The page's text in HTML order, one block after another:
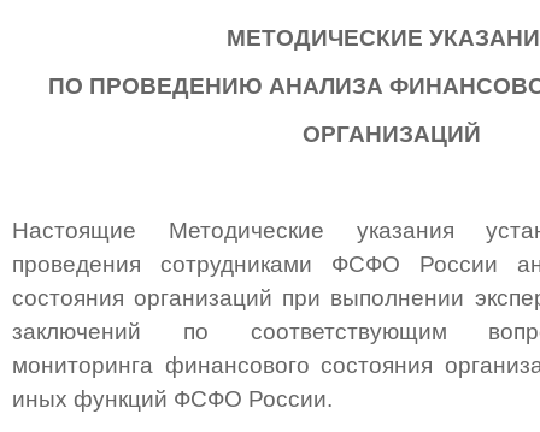
МЕТОДИЧЕСКИЕ
ПО ПРОВЕДЕНИЮ АНАЛИЗА
ОРГАНИЗАЦИЙ
Настоящие Методические указания
проведения сотрудниками ФСФО России
состояния организаций при выполнении
заключений по соответствующим
мониторинга финансового состояния
иных функций ФСФО России.